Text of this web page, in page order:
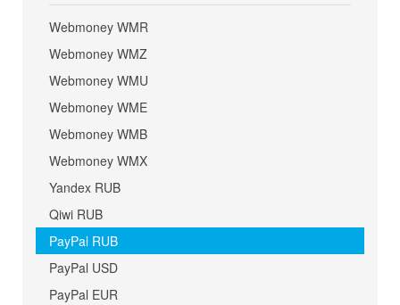
Webmoney WMR
Webmoney WMZ
Webmoney WMU
Webmoney WME
Webmoney WMB
Webmoney WMX
Yandex RUB
Qiwi RUB
PayPal RUB
PayPal USD
PayPal EUR